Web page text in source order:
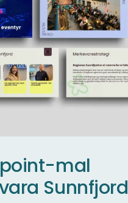
mal
Sunnfjord